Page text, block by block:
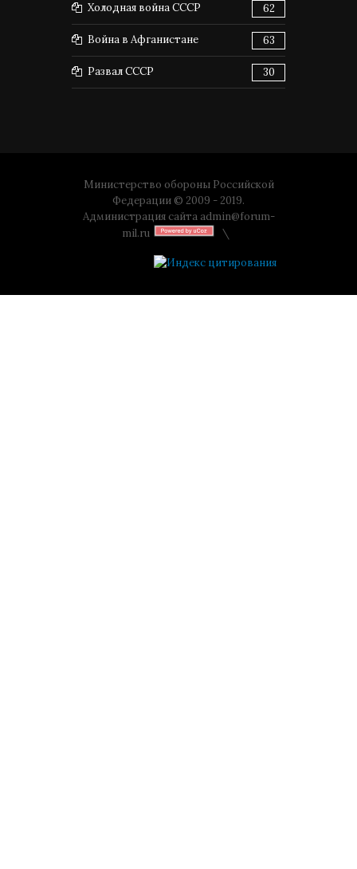
Холодная война СССР 62
Война в Афганистане 63
Развал СССР 30
Министерство обороны Российской
Федерации © 2009 - 2019.
Администрация сайта admin@forum-
mil.ru